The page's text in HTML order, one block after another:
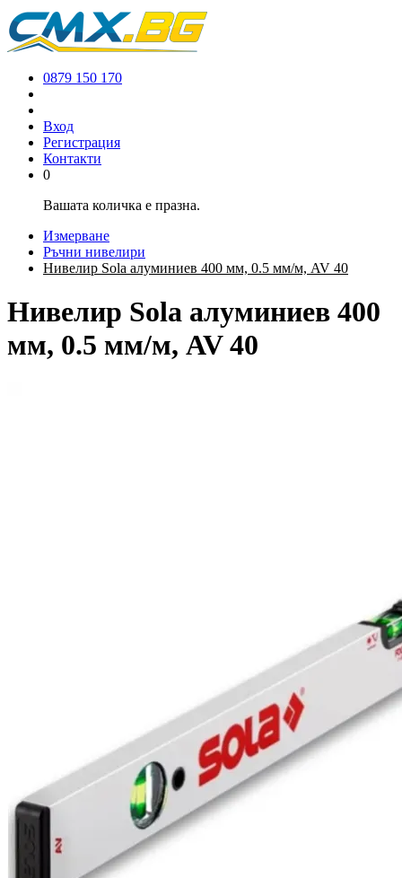
0879 150 170
Вход
Регистрация
Контакти
0
Вашата количка е празна.
Измерване
Ръчни нивелири
Нивелир Sola алуминиев 400 мм, 0.5 мм/м, AV 40
Нивелир Sola алуминиев 400
мм, 0.5 мм/м, AV 40